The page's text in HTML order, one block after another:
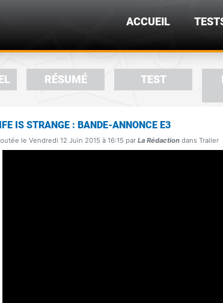
ACCUEIL
RÉSUMÉ TEST
IS STRANGE : BANDE-ANNONCE E3
le Vendredi 12 Juin 2015 à 16:15 parLa Rédactiondans Trailer